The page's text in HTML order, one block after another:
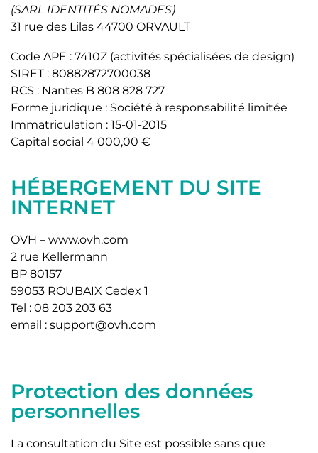
(SARL IDENTITÉS NOMADES)
31 rue des Lilas 44700 ORVAULT
Code APE : 7410Z (activités spécialisées de design)
SIRET : 80882872700038
RCS : Nantes B 808 828 727
Forme juridique : Société à responsabilité limitée
Immatriculation : 15-01-2015
Capital social 4 000,00 €
HÉBERGEMENT DU SITE
INTERNET
OVH – www.ovh.com
2 rue Kellermann
BP 80157
59053 ROUBAIX Cedex 1
Tel : 08 203 203 63
email : support@ovh.com
Protection des données
personnelles
La consultation du Site est possible sans que